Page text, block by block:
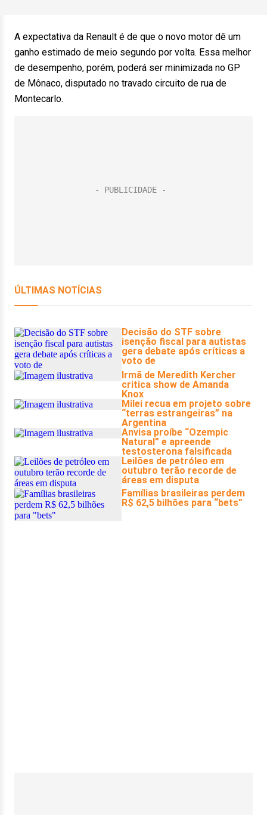
A expectativa da Renault é de que o novo motor dê um
ganho estimado de meio segundo por volta. Essa melhor
de desempenho, porém, poderá ser minimizada no GP
de Mônaco, disputado no travado circuito de rua de
Montecarlo.